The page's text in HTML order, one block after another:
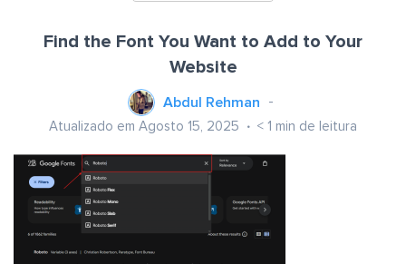
Find the Font You Want to Add to Your
Website
Abdul Rehman
Atualizado em Agosto 15, 2025 < 1 min de leitura